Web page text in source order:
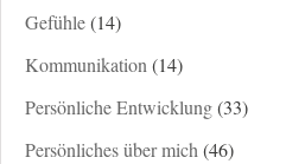
Gefühle(14)
Kommunikation (14)
Persönliche Entwicklung(33)
Persönliches über mich (46)